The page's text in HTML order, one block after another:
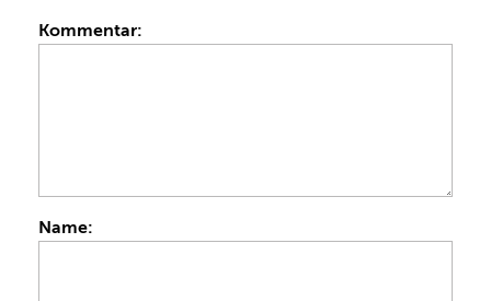
Kommentar:
Name: